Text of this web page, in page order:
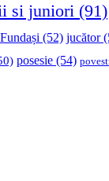
si juniori (91)
Fundași (52) jucător
posesie (54)